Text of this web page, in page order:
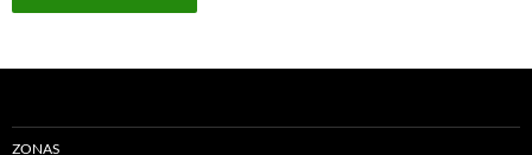
ZONAS